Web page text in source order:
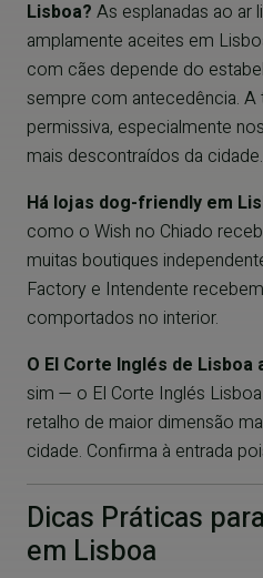
Lisboa? As esplanadas ao ar
amplamente aceites em
com cães depende do
sempre com antecedência. A
permissiva, especialmente
mais descontraídos da cidade.
Há lojas dog-friendly em
como o Wish no Chiado
muitas boutiques
Factory e Intendente
comportados no interior.
O El Corte Inglés de Lisboa
sim — o El Corte Inglés
retalho de maior dimensão
cidade. Confirma à entrada
Dicas Práticas
em Lisboa